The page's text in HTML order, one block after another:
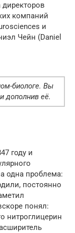
директоров
компаний
и
Чейн (Daniel
биологе. Вы
дополнив её.
году и
одна проблема:
постоянно
понял:
нитроглицерин